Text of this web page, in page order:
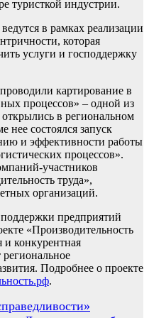
туристкой индустрии.
в рамках реализации
которая
услуги и господдержку
картирование в
процессов» – одной из
в региональном
нее состоялся запуск
и эффективности работы
процессов».
участников
труда»,
организаций.
предприятий
«Производительность
и конкурентная
Подробнее о проекте
.